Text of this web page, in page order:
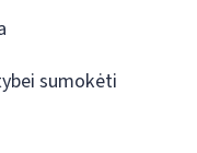
sumokėti